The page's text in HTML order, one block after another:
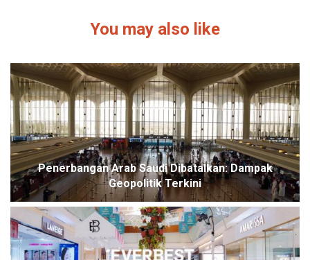
You may also like
Penerbangan Arab Saudi Dibatalkan: Dampak
Geopolitik Terkini